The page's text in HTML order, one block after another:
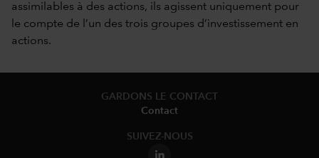
assimilables à des actions, ils agissent uniquement pour
le compte de l’un des trois groupes d’investissement en
actions.
GARDONS LE CONTACT
Contact
SUIVEZ-NOUS